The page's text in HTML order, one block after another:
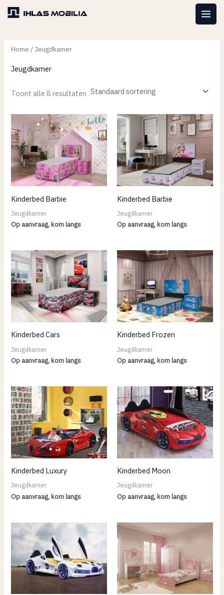
Spring
naar
inhoud
Home / Jeugdkamer
Jeugdkamer
Toont alle 8 resultaten
Kinderbed Barbie
Jeugdkamer
Op aanvraag, kom langs
Kinderbed Barbie
Jeugdkamer
Op aanvraag, kom langs
Kinderbed Cars
Jeugdkamer
Op aanvraag, kom langs
Kinderbed Frozen
Jeugdkamer
Op aanvraag, kom langs
Kinderbed Luxury
Jeugdkamer
Op aanvraag, kom langs
Kinderbed Moon
Jeugdkamer
Op aanvraag, kom langs